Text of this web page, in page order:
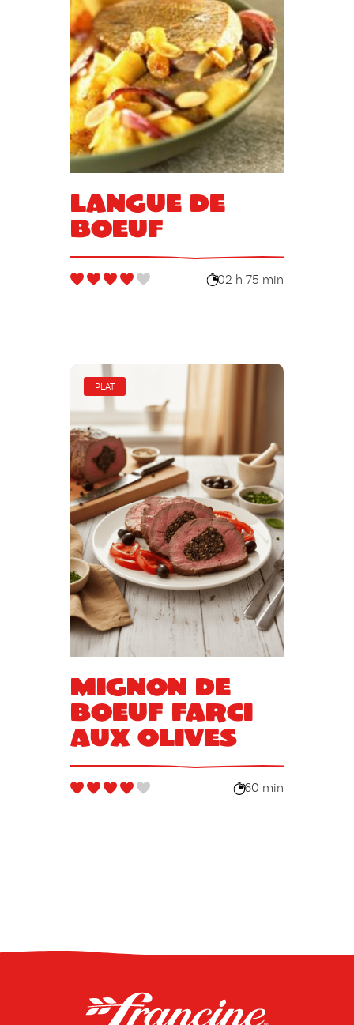
Langue de
boeuf
02 h 75 min
PLAT
Mignon de
boeuf farci
aux olives
60 min